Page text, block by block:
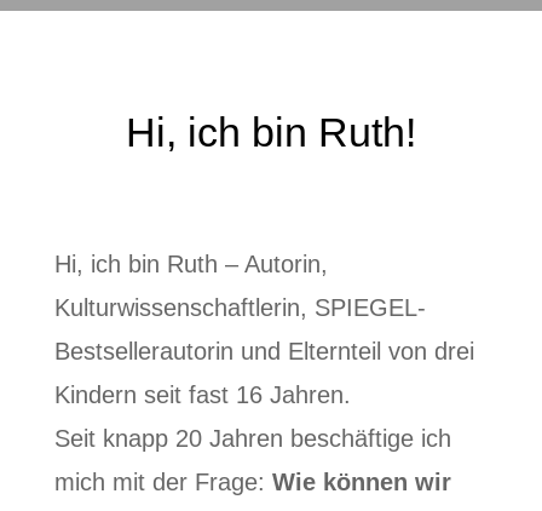
Hi, ich bin Ruth!
Hi, ich bin Ruth – Autorin,
Kulturwissenschaftlerin, SPIEGEL-
Bestsellerautorin und Elternteil von drei
Kindern seit fast 16 Jahren.
Seit knapp 20 Jahren beschäftige ich
mich mit der Frage: Wie können wir